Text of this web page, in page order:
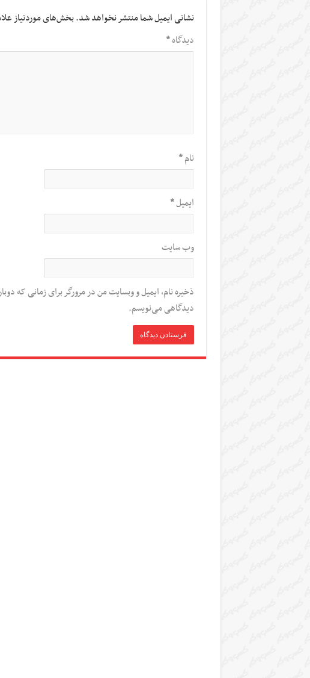
نشانی ایمیل شما منتشر نخواهد شد.بخش‌های موردنیاز
دیدگاه*
نام*
ایمیل*
وب‌ سایت
ذخیره نام، ایمیل و وبسایت من در مرورگر برای زمانی که
دیدگاهی می‌نویسم.